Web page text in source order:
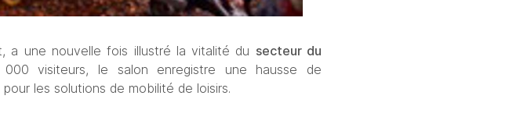
a une nouvelle fois illustré la vitalité du secteur du
visiteurs, le salon enregistre une hausse de
les solutions de mobilité de loisirs.